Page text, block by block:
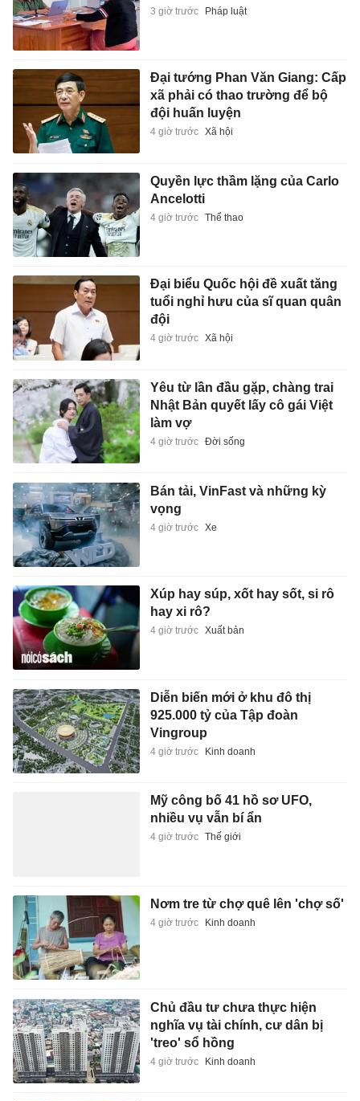
3 giờ trước Pháp luật
Đại tướng Phan Văn Giang: Cấp
xã phải có thao trường để bộ
đội huấn luyện
4 giờ trước Xã hội
Quyền lực thầm lặng của Carlo
Ancelotti
4 giờ trước Thể thao
Đại biểu Quốc hội đề xuất tăng
tuổi nghỉ hưu của sĩ quan quân
đội
4 giờ trước Xã hội
Yêu từ lần đầu gặp, chàng trai
Nhật Bản quyết lấy cô gái Việt
làm vợ
4 giờ trước Đời sống
Bán tải, VinFast và những kỳ
vọng
4 giờ trước Xe
Xúp hay súp, xốt hay sốt, si rô
hay xi rô?
4 giờ trước Xuất bản
Diễn biến mới ở khu đô thị
925.000 tỷ của Tập đoàn
Vingroup
4 giờ trước Kinh doanh
Mỹ công bố 41 hồ sơ UFO,
nhiều vụ vẫn bí ẩn
4 giờ trước Thế giới
Nơm tre từ chợ quê lên 'chợ số'
4 giờ trước Kinh doanh
Chủ đầu tư chưa thực hiện
nghĩa vụ tài chính, cư dân bị
'treo' sổ hồng
4 giờ trước Kinh doanh